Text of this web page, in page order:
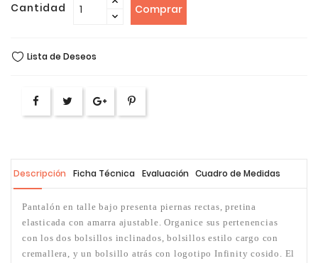
Cantidad Comprar
Lista de Deseos
Descripción Ficha Técnica Evaluación Cuadro de Medidas
Pantalón en talle bajo presenta piernas rectas, pretina
elasticada con amarra ajustable. Organice sus pertenencias
con los dos bolsillos inclinados, bolsillos estilo cargo con
cremallera, y un bolsillo atrás con logotipo Infinity cosido. El